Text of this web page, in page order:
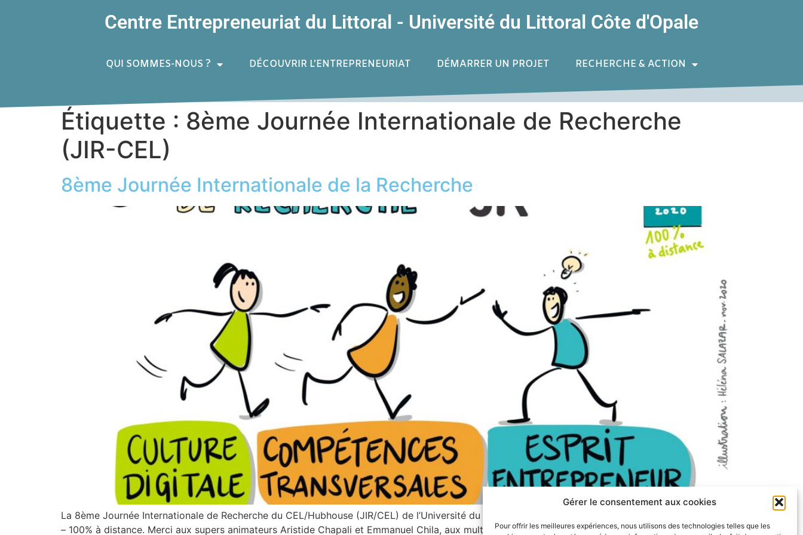
Gérer le consentement aux cookies
Pour offrir les meilleures expériences, nous utilisons des technologies telles que les
Centre Entrepreneuriat du Littoral - Université du Littoral Côte d'Opale
QUI SOMMES-NOUS ? DÉCOUVRIR L’ENTREPRENEURIAT DÉMARRER UN PROJET RECHERCHE & ACTION
Étiquette : 8ème Journée Internationale de Recherche
(JIR-CEL)
8ème Journée Internationale de la Recherche
La 8ème Journée Internationale de Recherche du CEL/Hubhouse (JIR/CEL) de l’Université du Littoral Côte d’Opale s’est déroulée le 19 novembre 2020
– 100% à distance. Merci aux supers animateurs Aristide Chapali et Emmanuel Chila, aux multiples intervenants nationaux et internationaux, aux